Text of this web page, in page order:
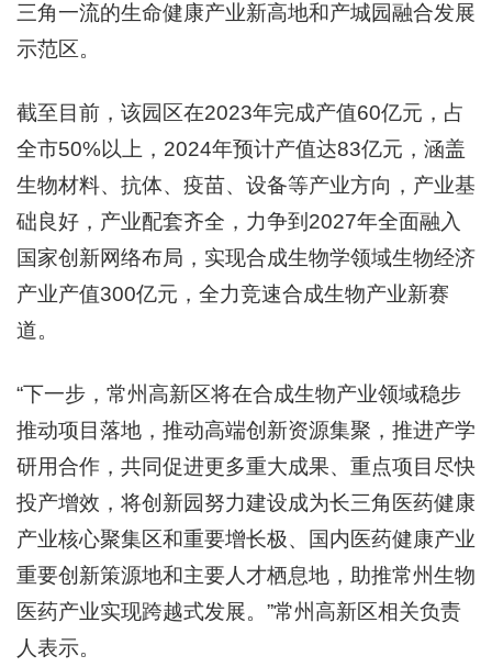
三角一流的生命健康产业新高地和产城园融合发展
示范区。
截至目前，该园区在2023年完成产值60亿元，占
全市50%以上，2024年预计产值达83亿元，涵盖
生物材料、抗体、疫苗、设备等产业方向，产业基
础良好，产业配套齐全，力争到2027年全面融入
国家创新网络布局，实现合成生物学领域生物经济
产业产值300亿元，全力竞速合成生物产业新赛
道。
“下一步，常州高新区将在合成生物产业领域稳步
推动项目落地，推动高端创新资源集聚，推进产学
研用合作，共同促进更多重大成果、重点项目尽快
投产增效，将创新园努力建设成为长三角医药健康
产业核心聚集区和重要增长极、国内医药健康产业
重要创新策源地和主要人才栖息地，助推常州生物
医药产业实现跨越式发展。”常州高新区相关负责
人表示。